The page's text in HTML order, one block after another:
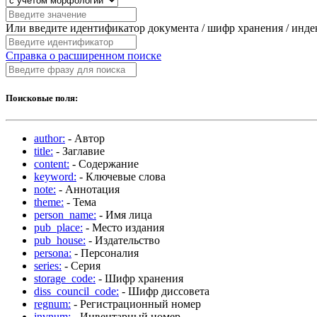
Или введите идентификатор документа / шифр хранения /
Справка о расширенном поиске
Поисковые поля:
author: - Автор
title: - Заглавие
content: - Содержание
keyword: - Ключевые слова
note: - Аннотация
theme: - Тема
person_name: - Имя лица
pub_place: - Место издания
pub_house: - Издательство
persona: - Персоналия
series: - Серия
storage_code: - Шифр хранения
diss_council_code: - Шифр диссовета
regnum: - Регистрационный номер